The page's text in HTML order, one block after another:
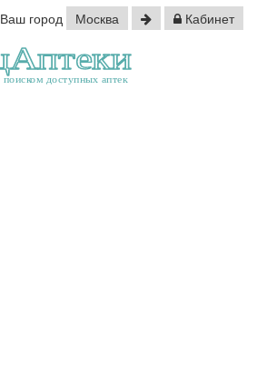
Ваш город Москва Кабинет